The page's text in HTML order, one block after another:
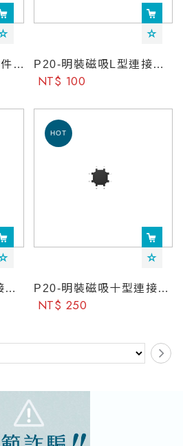
P20-明裝磁吸I型連接件-YeelightPro P20-明裝磁吸L型連接件-YeelightPro
NT$ 100
P20-明裝磁吸T型連接件-YeelightPro P20-明裝磁吸十型連接件-YeelightPro
NT$ 250